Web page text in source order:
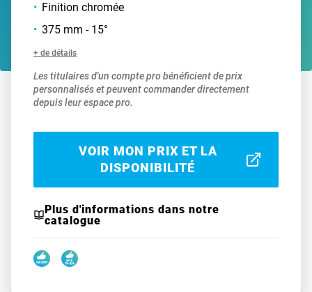
Finition chromée
375 mm - 15°
+ de détails
Les titulaires d'un compte pro bénéficient de prix
personnalisés et peuvent commander directement
depuis leur espace pro.
VOIR MON PRIX ET LA
DISPONIBILITÉ
Plus d'informations dans notre
catalogue